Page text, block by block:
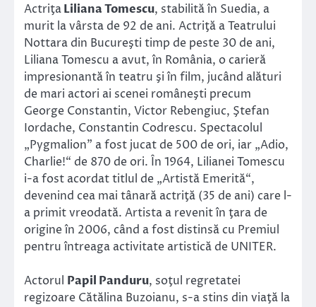
ActriţaLiliana Tomescu, stabilită în Suedia, a
murit la vârsta de 92 de ani. Actriţă a Teatrului
Nottara din Bucureşti timp de peste 30 de ani,
Liliana Tomescu a avut, în România, o carieră
impresionantă în teatru şi în film, jucând alături
de mari actori ai scenei româneşti precum
George Constantin, Victor Rebengiuc, Ştefan
Iordache, Constantin Codrescu. Spectacolul
„Pygmalion” a fost jucat de 500 de ori, iar „Adio,
Charlie!“ de 870 de ori. În 1964, Lilianei Tomescu
i-a fost acordat titlul de „Artistă Emerită“,
devenind cea mai tânară actriţă (35 de ani) care l-
a primit vreodată. Artista a revenit în ţara de
origine în 2006, când a fost distinsă cu Premiul
pentru întreaga activitate artistică de UNITER.
Actorul Papil Panduru, soţul regretatei
regizoare Cătălina Buzoianu, s-a stins din viaţă la